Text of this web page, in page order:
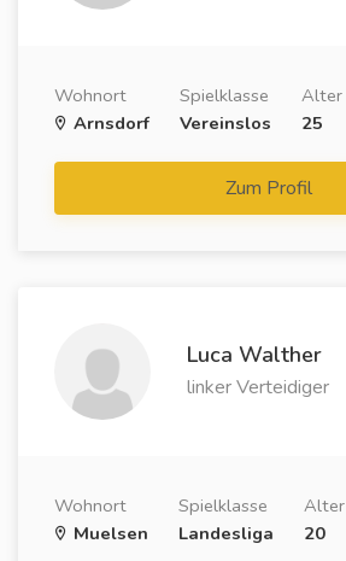
Wohnort
Arnsdorf
Spielklasse
Vereinslos
Alter
25
Zum Profil
Luca Walther
linker Verteidiger
Wohnort
Muelsen
Spielklasse
Landesliga
Alter
20